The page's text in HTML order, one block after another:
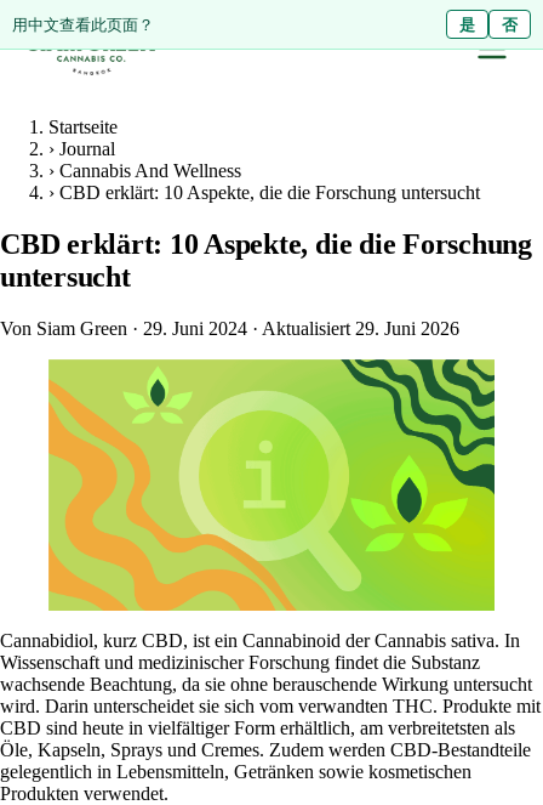
ดูหน้านี้เป็นภาษาไทย? ไม่ใช่
用中文查看此页面？ 是 否
Startseite
› Journal
› Cannabis And Wellness
› CBD erklärt: 10 Aspekte, die die Forschung untersucht
CBD erklärt: 10 Aspekte, die die Forschung
untersucht
Von Siam Green · 29. Juni 2024 · Aktualisiert 29. Juni 2026
Cannabidiol, kurz CBD, ist ein Cannabinoid der Cannabis sativa. In
Wissenschaft und medizinischer Forschung findet die Substanz
wachsende Beachtung, da sie ohne berauschende Wirkung untersucht
wird. Darin unterscheidet sie sich vom verwandten THC. Produkte mit
CBD sind heute in vielfältiger Form erhältlich, am verbreitetsten als
Öle, Kapseln, Sprays und Cremes. Zudem werden CBD-Bestandteile
gelegentlich in Lebensmitteln, Getränken sowie kosmetischen
Produkten verwendet.